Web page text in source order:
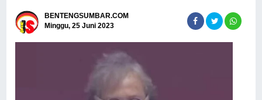
BENTENGSUMBAR.COM
Minggu, 25 Juni 2023